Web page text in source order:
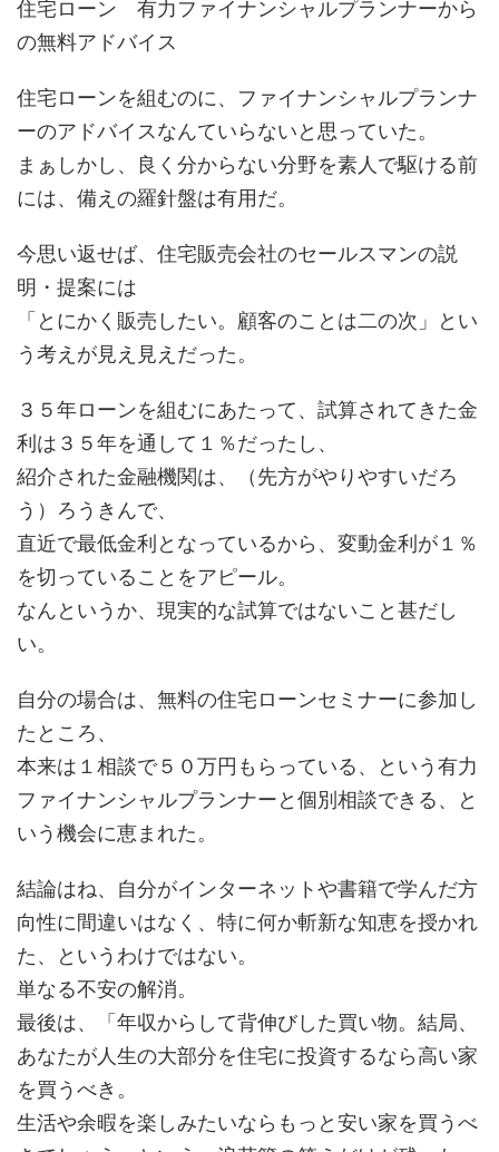
住宅ローン 有力ファイナンシャルプランナーから
の無料アドバイス
住宅ローンを組むのに、ファイナンシャルプランナ
ーのアドバイスなんていらないと思っていた。
まぁしかし、良く分からない分野を素人で駆ける前
には、備えの羅針盤は有用だ。
今思い返せば、住宅販売会社のセールスマンの説
明・提案には
「とにかく販売したい。顧客のことは二の次」とい
う考えが見え見えだった。
３５年ローンを組むにあたって、試算されてきた金
利は３５年を通して１％だったし、
紹介された金融機関は、（先方がやりやすいだろ
う）ろうきんで、
直近で最低金利となっているから、変動金利が１％
を切っていることをアピール。
なんというか、現実的な試算ではないこと甚だし
い。
自分の場合は、無料の住宅ローンセミナーに参加し
たところ、
本来は１相談で５０万円もらっている、という有力
ファイナンシャルプランナーと個別相談できる、と
いう機会に恵まれた。
結論はね、自分がインターネットや書籍で学んだ方
向性に間違いはなく、特に何か斬新な知恵を授かれ
た、というわけではない。
単なる不安の解消。
最後は、「年収からして背伸びした買い物。結局、
あなたが人生の大部分を住宅に投資するなら高い家
を買うべき。
生活や余暇を楽しみたいならもっと安い家を買うべ